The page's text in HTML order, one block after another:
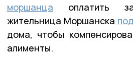
моршанца оплатить
жительница Моршанска
дома, чтобы
алименты.